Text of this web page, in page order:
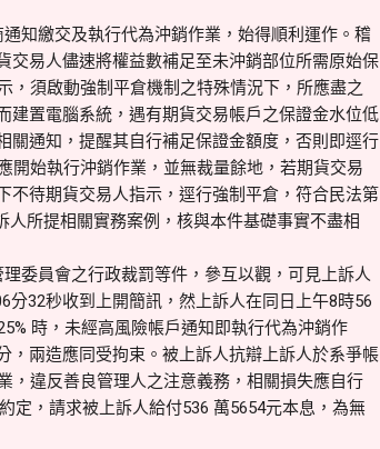
知繳交及執行代為沖銷作業，始得順利運作。稽
交易人儘速將權益數補足至未沖銷部位所需原始保
，須啟動強制平倉機制之特殊情況下，所應盡之
建置電腦系統，遇有期貨交易帳戶之保證金水位低
關通知，提醒其自行補足保證金額度，否則即逕行
開始執行沖銷作業，並無裁量餘地，若期貨交易
不待期貨交易人指示，逕行強制平倉，符合民法第
所提相關實務案例，核與本件基礎事實不盡相
委員會之行政裁罰等件，參互以觀，可見上訴人
32秒收到上開簡訊，然上訴人在同日上午8時56
時，未經高風險帳戶通知即執行代為沖銷作
，兩造應同受拘束。被上訴人抗辯上訴人於系爭帳
，違反善良管理人之注意義務，相關損失應自行
定，請求被上訴人給付536 萬5654元本息，為無